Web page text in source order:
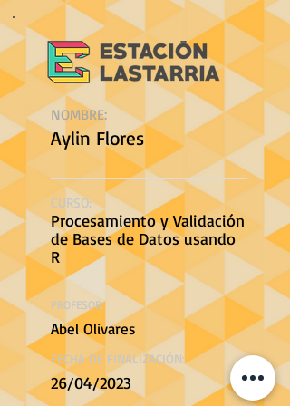
NOMBRE:
Aylin Flores
CURSO:
Procesamiento y Validación
de Bases de Datos usando
R
PROFESOR:
Abel Olivares
FECHA DE FINALIZACIÓN:
26/04/2023